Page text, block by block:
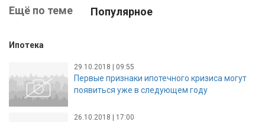
Ещё по теме Популярное
Ипотека
29.10.2018 | 09:55
Первые признаки ипотечного кризиса могут
появиться уже в следующем году
26.10.2018 | 17:00